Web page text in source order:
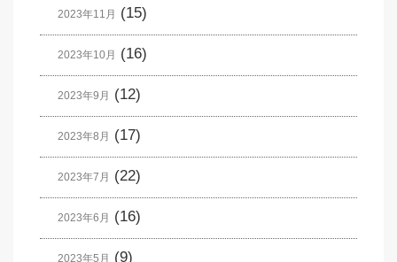
2023年11月 (15)
2023年10月 (16)
2023年9月 (12)
2023年8月 (17)
2023年7月 (22)
2023年6月 (16)
2023年5月 (9)